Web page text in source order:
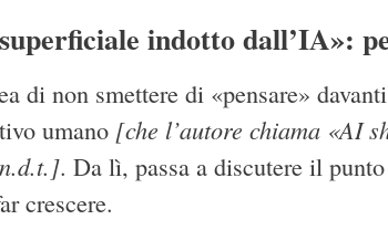
indotto dall’IA»:
di non smettere di «pensare»
umano [che l’autore chiama «AI
. Da lì, passa a discutere il
crescere.